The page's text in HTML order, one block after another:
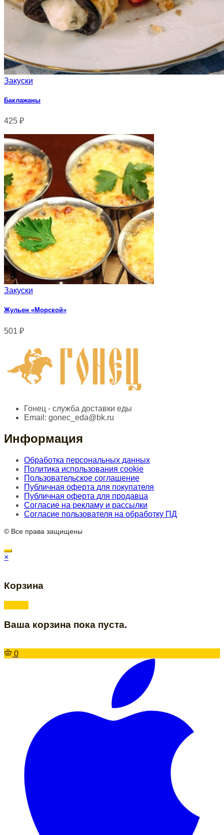
Закуски
Баклажаны
425 ₽
Закуски
Жульен «Морской»
501 ₽
Гонец - служба доставки еды
Email: gonec_eda@bk.ru
Информация
Обработка персональных данных
Политика использования cookie
Пользовательское соглашение
Публичная оферта для покупателя
Публичная оферта для продавца
Согласие на рекламу и рассылки
Согласие пользователя на обработку ПД
© Все права защищены
×
Корзина
Ваша корзина пока пуста.
0